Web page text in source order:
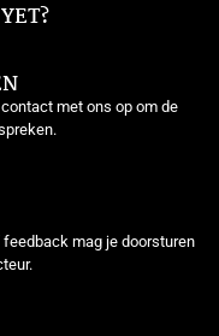
met ons op om de
mag je doorsturen